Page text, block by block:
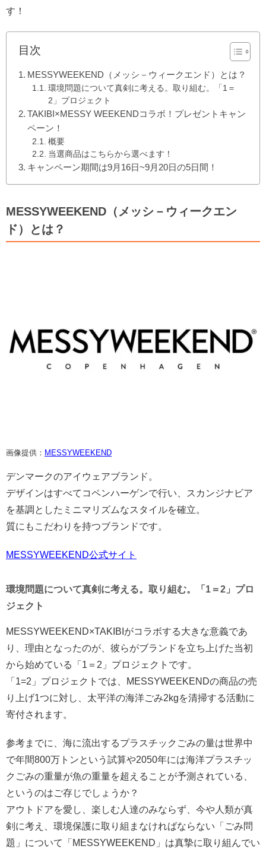
す！
目次
MESSYWEEKEND（メッシ－ウィークエンド）とは？
環境問題について真剣に考える。取り組む。「1＝
2」プロジェクト
TAKIBI×MESSY WEEKENDコラボ！プレゼントキャン
ペーン！
概要
当選商品はこちらから選べます！
キャンペーン期間は9月16日~9月20日の5日間！
MESSYWEEKEND（メッシ－ウィークエン
ド）とは？
画像提供： MESSYWEEKEND
デンマークのアイウェアブランド。
デザインはすべてコペンハーゲンで行い、スカンジナビア
を基調としたミニマリズムなスタイルを確立。
質にもこだわりを持つブランドです。
MESSYWEEKEND公式サイト
環境問題について真剣に考える。取り組む。「1＝2」プロ
ジェクト
MESSYWEEKEND×TAKIBIがコラボする大きな意義であ
り、理由となったのが、彼らがブランドを立ち上げた当初
から始めている「1＝2」プロジェクトです。
「1=2」プロジェクトでは、MESSYWEEKENDの商品の売
り上げ1つに対し、太平洋の海洋ごみ2kgを清掃する活動に
寄付されます。
参考までに、海に流出するプラスチックごみの量は世界中
で年間800万トンという試算や2050年には海洋プラスチッ
クごみの重量が魚の重量を超えることが予測されている、
というのはご存じでしょうか？
アウトドアを愛し、楽しむ人達のみならず、今や人類が真
剣に考え、環境保護に取り組まなければならない「ごみ問
題」について「MESSYWEEKEND」は真摯に取り組んでい